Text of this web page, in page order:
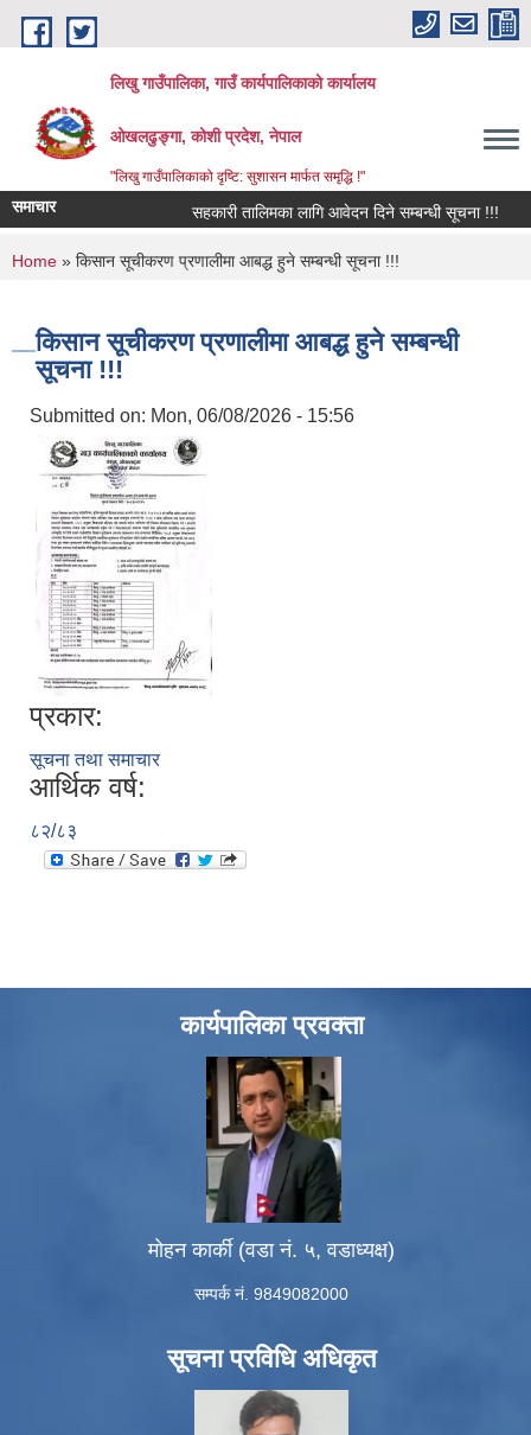
Skip to main content
लिखु गाउँपालिका, गाउँ कार्यपालिकाको कार्यालय
ओखलढुङ्गा, कोशी प्रदेश, नेपाल
"लिखु गाउँपालिकाको दृष्टि: सुशासन मार्फत समृद्धि !"
समाचार सहकारी तालिमका लागि आवेदन दिने सम्बन्धी सूचना !!!
You are here
Home » किसान सूचीकरण प्रणालीमा आबद्ध हुने सम्बन्धी सूचना !!!
किसान सूचीकरण प्रणालीमा आबद्ध हुने सम्बन्धी
सूचना !!!
Submitted on: Mon, 06/08/2026 - 15:56
प्रकार:
सूचना तथा समाचार
आर्थिक वर्ष:
८२/८३
कार्यपालिका प्रवक्ता
मोहन कार्की (वडा नं. ५, वडाध्यक्ष)
सम्पर्क नं. 9849082000
सूचना प्रविधि अधिकृत